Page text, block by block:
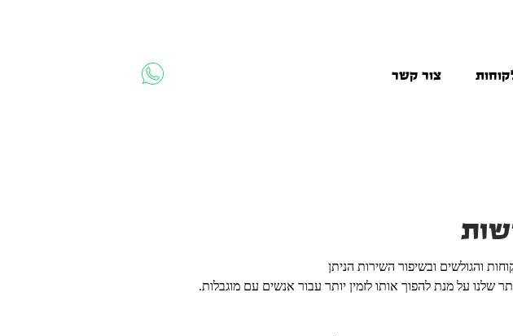
צור קשר
והגולשים ובשיפור השירות הניתן
על מנת להפוך אותו לזמין יותר עבור אנשים עם מוגבלות.